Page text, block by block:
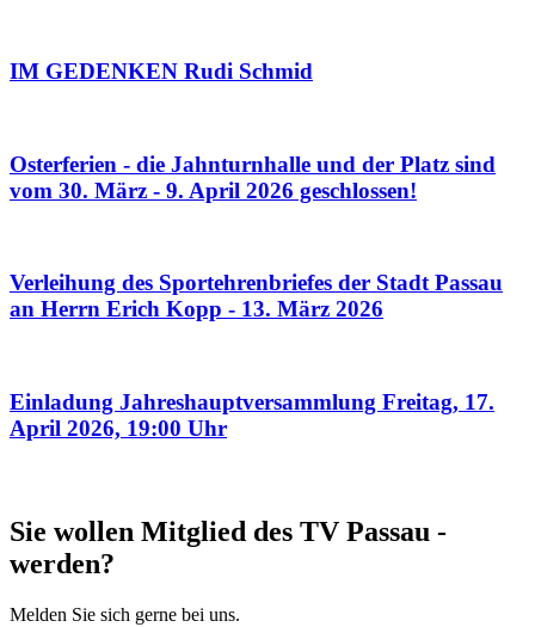
IM GEDENKEN Rudi Schmid
Osterferien - die Jahnturnhalle und der Platz sind
vom 30. März - 9. April 2026 geschlossen!
Verleihung des Sportehrenbriefes der Stadt Passau
an Herrn Erich Kopp - 13. März 2026
Einladung Jahreshauptversammlung Freitag, 17.
April 2026, 19:00 Uhr
Sie wollen Mitglied des TV Passau ­
werden?
Melden Sie sich gerne bei uns.